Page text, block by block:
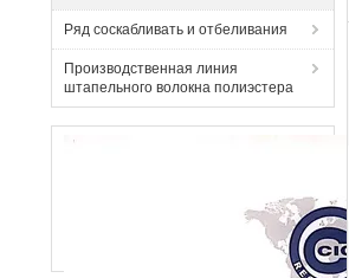
Ряд соскабливать и отбеливания
Производственная линия
штапельного волокна полиэстера